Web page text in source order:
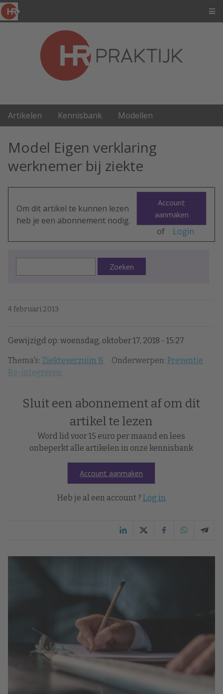
Artikelen Kennisbank Modellen
Model Eigen verklaring
werknemer bij ziekte
Om dit artikel te kunnen lezen
heb je een abonnement nodig.
Account
aanmaken
of Login
Zoeken
4 februari 2013
Gewijzigd op: woensdag, oktober 17, 2018 - 15:27
Thema's: Ziekteverzuim &
Re-integreren
Onderwerpen: Preventie
Sluit een abonnement af om dit
artikel te lezen
Word lid voor 15 euro per maand en lees
onbeperkt alle artikelen in onze kennisbank
Account aanmaken
Heb je al een account ? Log in